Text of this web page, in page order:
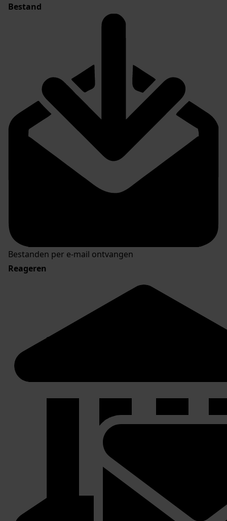
Bestand
Bestanden per e-mail ontvangen
Reageren